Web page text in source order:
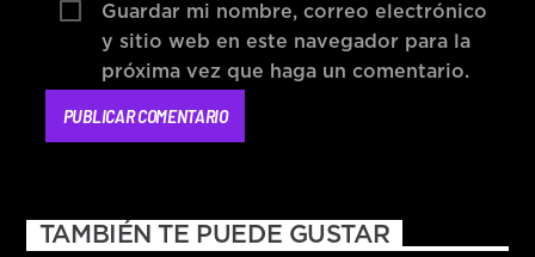
Guardar mi nombre, correo electrónico
y sitio web en este navegador para la
próxima vez que haga un comentario.
TAMBIÉN TE PUEDE GUSTAR